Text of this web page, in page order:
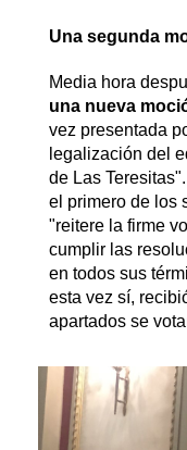
Una segunda
Media hora
una nueva
vez presentada
legalización del
de Las
el primero de los
"reitere la firme
cumplir las
en todos sus
esta vez sí,
apartados se